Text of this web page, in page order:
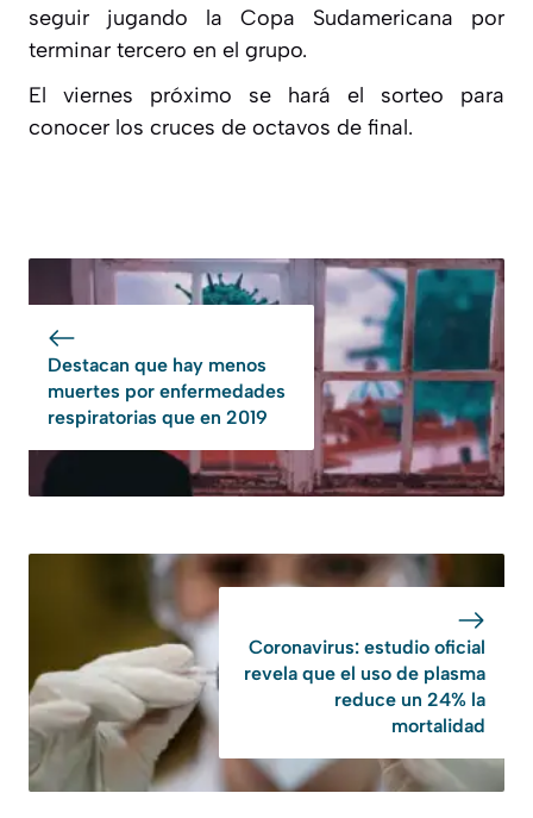
seguir jugando la Copa Sudamericana por
terminar tercero en el grupo.
El viernes próximo se hará el sorteo para
conocer los cruces de octavos de final.
Destacan que hay menos
muertes por enfermedades
respiratorias que en 2019
Coronavirus: estudio oficial
revela que el uso de plasma
reduce un 24% la
mortalidad